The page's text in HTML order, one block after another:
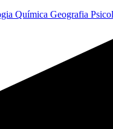
Química Geografia